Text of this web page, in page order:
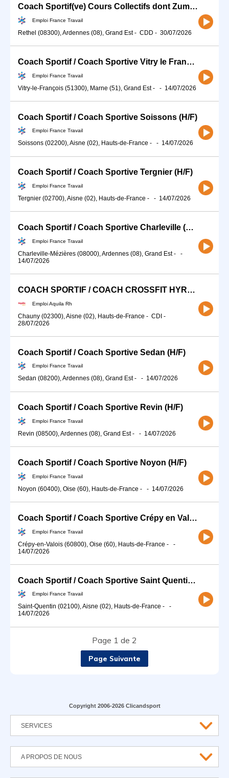
Coach Sportif(ve) Cours Collectifs dont Zumba Pilates (H/F)
Emploi France Travail
Rethel (08300), Ardennes (08), Grand Est- CDD - 30/07/2026
Coach Sportif / Coach Sportive Vitry le François (H/F)
Emploi France Travail
Vitry-le-François (51300), Marne (51), Grand Est- - 14/07/2026
Coach Sportif / Coach Sportive Soissons (H/F)
Emploi France Travail
Soissons (02200), Aisne (02), Hauts-de-France - - 14/07/2026
Coach Sportif / Coach Sportive Tergnier (H/F)
Emploi France Travail
Tergnier (02700), Aisne (02), Hauts-de-France - - 14/07/2026
Coach Sportif / Coach Sportive Charleville (H/F)
Emploi France Travail
Charleville-Mézières (08000), Ardennes (08), Grand Est-
-
14/07/2026
COACH SPORTIF / COACH CROSSFIT HYROX (H/F)
Emploi Aquila Rh
Chauny (02300), Aisne (02), Hauts-de-France - CDI -
28/07/2026
Coach Sportif / Coach Sportive Sedan (H/F)
Emploi France Travail
Sedan (08200), Ardennes (08), Grand Est- - 14/07/2026
Coach Sportif / Coach Sportive Revin (H/F)
Emploi France Travail
Revin (08500), Ardennes (08), Grand Est- - 14/07/2026
Coach Sportif / Coach Sportive Noyon (H/F)
Emploi France Travail
Noyon (60400), Oise (60), Hauts-de-France - - 14/07/2026
Coach Sportif / Coach Sportive Crépy en Valois (H/F)
Emploi France Travail
Crépy-en-Valois (60800), Oise (60), Hauts-de-France -
-
14/07/2026
Coach Sportif / Coach Sportive Saint Quentin (H/F)
Emploi France Travail
Saint-Quentin (02100), Aisne (02), Hauts-de-France -
-
14/07/2026
Page 1 de 2
Page Suivante
Copyright 2006-2026 Clicandsport
SERVICES
A PROPOS DE NOUS